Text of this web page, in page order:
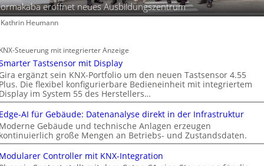
eröffnet neues Ausbildungszentrum
Heumann
Steuerung mit integrierter Anzeige
Tastsensor mit Display
ergänzt sein KNX-Portfolio um den neuen Tastsensor 4.55
Die flexibel konfigurierbare Bedieneinheit mit integriertem
im System 55 des Herstellers…
AI für Gebäude: Datenanalyse direkt in der Infrastruktur
Gebäude und technische Anlagen erzeugen
große Mengen an Betriebs- und Zustandsdaten.
Controller mit KNX-Integration